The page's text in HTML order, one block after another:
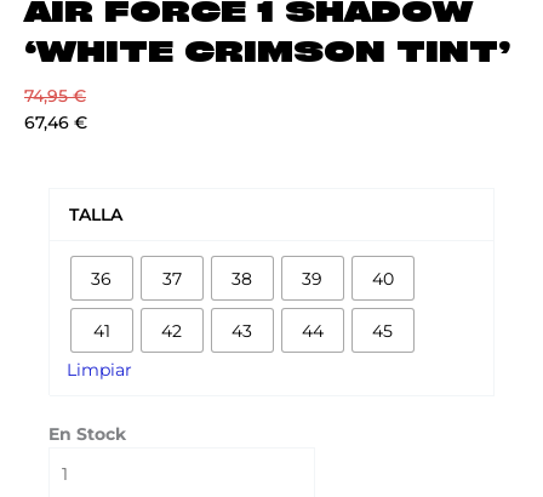
AIR FORCE 1 SHADOW
‘WHITE CRIMSON TINT’
74,95€
67,46 €
TALLA
36 37 38 39 40
41 42 43 44 45
Limpiar
En Stock
SHADOW
'WHITE
CRIMSON
cantidad